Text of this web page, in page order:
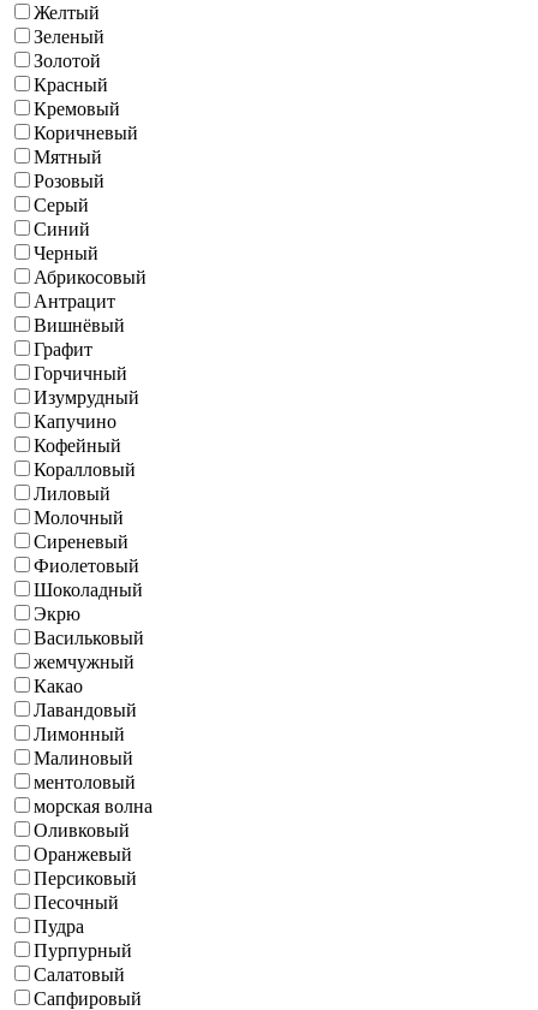
Желтый
Зеленый
Золотой
Красный
Кремовый
Коричневый
Мятный
Розовый
Серый
Синий
Черный
Абрикосовый
Антрацит
Вишнёвый
Графит
Горчичный
Изумрудный
Капучино
Кофейный
Коралловый
Лиловый
Молочный
Сиреневый
Фиолетовый
Шоколадный
Экрю
Васильковый
жемчужный
Какао
Лавандовый
Лимонный
Малиновый
ментоловый
морская волна
Оливковый
Оранжевый
Персиковый
Песочный
Пудра
Пурпурный
Салатовый
Сапфировый